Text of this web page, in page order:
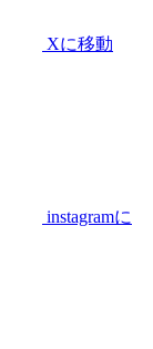
Xに移動
instagramに